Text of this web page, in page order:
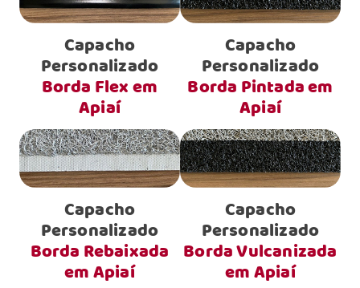
Capacho
Personalizado
Borda Flex em
Apiaí
Capacho
Personalizado
Borda Pintada em
Apiaí
Capacho
Personalizado
Borda Rebaixada
em Apiaí
Capacho
Personalizado
Borda Vulcanizada
em Apiaí